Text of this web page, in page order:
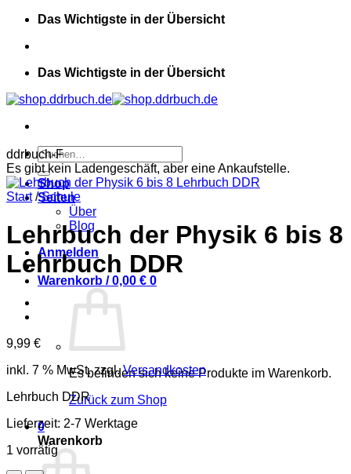
Zum
springen
Das Wichtigste in der Übersicht
Das Wichtigste in der Übersicht
Suchen
nach:
Shop
Seiten
Über
Blog
Anmelden
Warenkorb /0,00 € 0
Es befinden sich keine Produkte im Warenkorb.
Zurück zum Shop
0
Warenkorb
ddrbuch-F
Es gibt kein Ladengeschäft, aber eine Ankaufstelle.
Start / Schule
Lehrbuch der Physik 6 bis 8
Lehrbuch DDR
9,99 €
inkl. 7 % MwSt. zzgl.Versandkosten
Lehrbuch DDR
Lieferzeit: 2-7 Werktage
1 vorrätig